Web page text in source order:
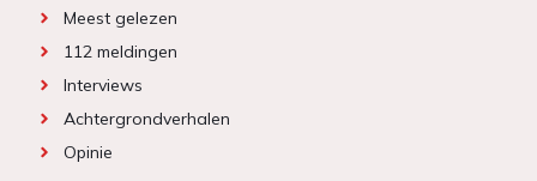
Meest gelezen
112 meldingen
Interviews
Achtergrondverhalen
Opinie